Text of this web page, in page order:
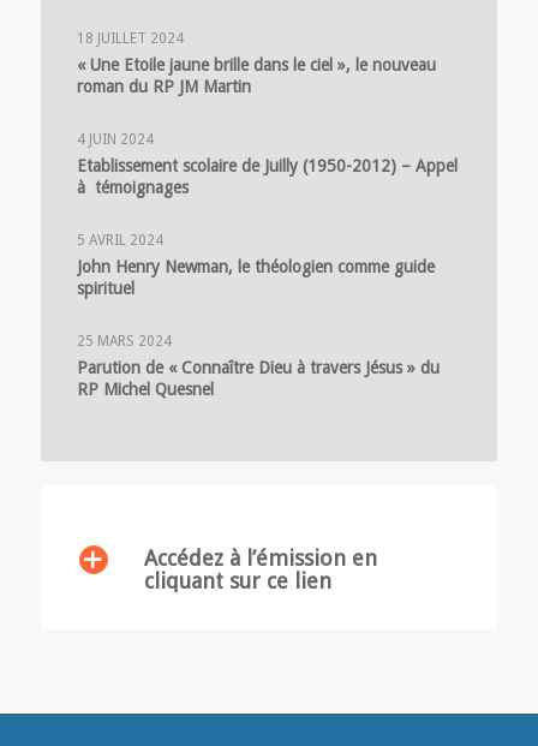
18 JUILLET 2024
« Une Etoile jaune brille dans le ciel », le nouveau
roman du RP JM Martin
4 JUIN 2024
Etablissement scolaire de Juilly (1950-2012) – Appel
à témoignages
5 AVRIL 2024
John Henry Newman, le théologien comme guide
spirituel
25 MARS 2024
Parution de « Connaître Dieu à travers Jésus » du
RP Michel Quesnel
Accédez à l’émission en
cliquant sur ce lien